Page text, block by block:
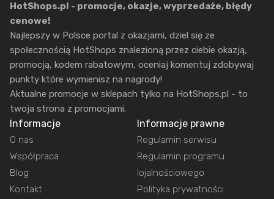
HotShops.pl - promocje, okazje, wyprzedaże, błędy
cenowe!
Najlepszy w Polsce portal z okazjami, dziel się ze
społecznością HotShops znalezioną przez ciebie okazją,
promocją, kodem rabatowym, oceniaj komentuj zdobywaj
punkty które wymienisz na nagrody!
Aktualne promocje w sklepach tylko na HotShops.pl - to
twoja strona z promocjami.
Informacje
O nas
Współpraca
Blog
Kontakt
Informacje prawne
Regulamin serwisu
Regulamin programu
lojalnościowego
Polityka prywatności